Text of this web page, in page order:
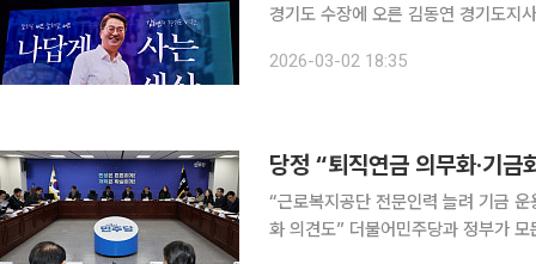
경기도 수장에 오른 김동연 경기도지
같은 날 더불어민주당 공천관리위원회
2026-03-02 18:35
당정 “퇴직연금 의무화·기금
“근로복지공단 전문인력 늘려 기금
화 의견도” 더불어민주당과 정부가 모든 사업장에 대한 퇴직연금을 의무화하고 국민연금처럼 기금